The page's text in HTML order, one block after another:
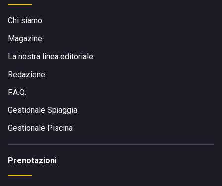
Chi siamo
Magazine
La nostra linea editoriale
Redazione
F.A.Q.
Gestionale Spiaggia
Gestionale Piscina
Prenotazioni